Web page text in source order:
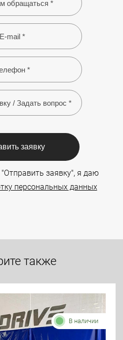
заявку
заявку", я даю
персональных данных
также
В наличии